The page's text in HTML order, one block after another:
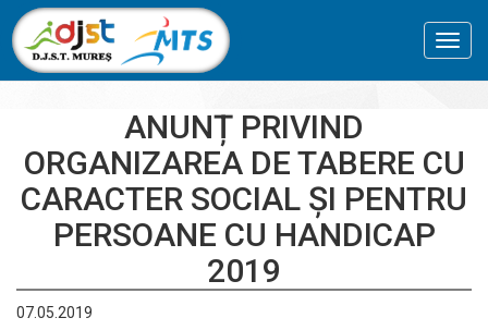
ANUNȚ PRIVIND
ORGANIZAREA DE TABERE CU
CARACTER SOCIAL ȘI PENTRU
PERSOANE CU HANDICAP
2019
07.05.2019